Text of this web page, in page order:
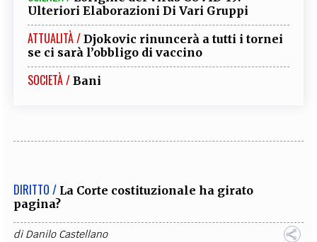
Ulteriori Elaborazioni Di Vari Gruppi
ATTUALITÀ / Djokovic rinuncerà a tutti i tornei
se ci sarà l’obbligo di vaccino
SOCIETÀ / Bani
DIRITTO / La Corte costituzionale ha girato
pagina?
diDanilo Castellano